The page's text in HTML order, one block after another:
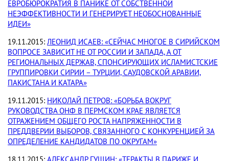
ЕВРОБЮРОКРАТИЯ В ПАНИКЕ ОТ СОБСТВЕННОЙ
НЕЭФФЕКТИВНОСТИ И ГЕНЕРИРУЕТ НЕОБОСНОВАННЫЕ
ИДЕИ»
19.11.2015: ЛЕОНИД ИСАЕВ: «СЕЙЧАС МНОГОЕ В СИРИЙСКОМ
ВОПРОСЕ ЗАВИСИТ НЕ ОТ РОССИИ И ЗАПАДА, А ОТ
РЕГИОНАЛЬНЫХ ДЕРЖАВ, СПОНСИРУЮЩИХ ИСЛАМИСТСКИЕ
ГРУППИРОВКИ СИРИИ – ТУРЦИИ, САУДОВСКОЙ АРАВИИ,
ПАКИСТАНА И КАТАРА»
19.11.2015: НИКОЛАЙ ПЕТРОВ: «БОРЬБА ВОКРУГ
РУКОВОДСТВА ОНФ В ПЕРМСКОМ КРАЕ ЯВЛЯЕТСЯ
ОТРАЖЕНИЕМ ОБЩЕГО РОСТА НАПРЯЖЕННОСТИ В
ПРЕДДВЕРИИ ВЫБОРОВ, СВЯЗАННОГО С КОНКУРЕНЦИЕЙ ЗА
ОПРЕДЕЛЕНИЕ КАНДИДАТОВ ПО ОКРУГАМ»